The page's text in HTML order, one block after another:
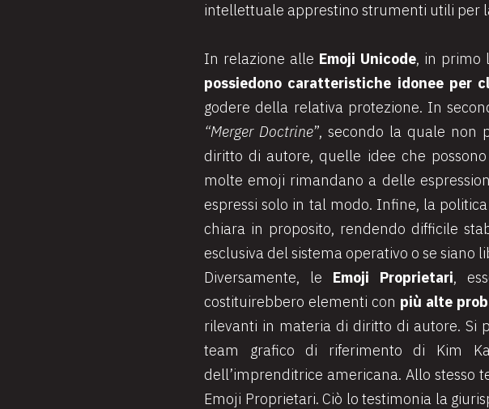
intellettuale apprestino strumenti utili per
In relazione alle Emoji Unicode, in primo
possiedono caratteristiche idonee per
godere della relativa protezione. In
“Merger Doctrine”, secondo la quale non
diritto di autore, quelle idee che
molte emoji rimandano a delle
espressi solo in tal modo. Infine, la
chiara in proposito, rendendo difficile
esclusiva del sistema operativo o se siano
Diversamente, le Emoji Proprietari,
costituirebbero elementi con più alte
rilevanti in materia di diritto di autore. Si
team grafico di riferimento di Kim
dell’imprenditrice americana. Allo stesso
Emoji Proprietari. Ciò lo testimonia la